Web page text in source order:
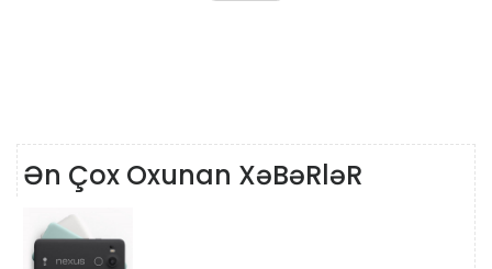
Ən Çox Oxunan XəBəRləR